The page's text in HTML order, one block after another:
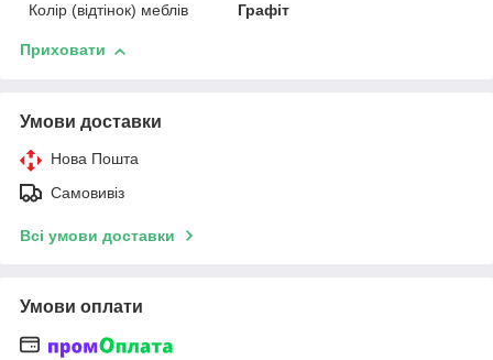
Колір (відтінок) меблів
Графіт
Приховати
Умови доставки
Нова Пошта
Самовивіз
Всі умови доставки
Умови оплати